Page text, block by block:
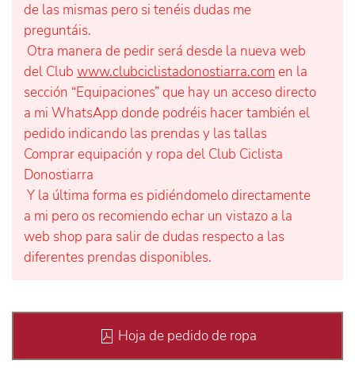
de las mismas pero si tenéis dudas me
preguntáis.
Otra manera de pedir será desde la nueva web
del Club www.clubciclistadonostiarra.com en la
sección “Equipaciones” que hay un acceso directo
a mi WhatsApp donde podréis hacer también el
pedido indicando las prendas y las tallas
Comprar equipación y ropa del Club Ciclista
Donostiarra
Y la última forma es pidiéndomelo directamente
a mi pero os recomiendo echar un vistazo a la
web shop para salir de dudas respecto a las
diferentes prendas disponibles.
Hoja de pedido de ropa